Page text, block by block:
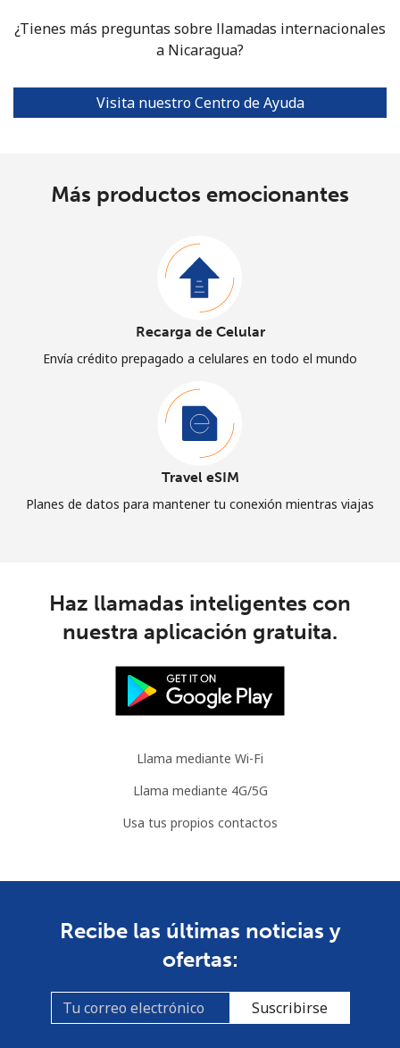
¿Tienes más preguntas sobre llamadas internacionales
a Nicaragua?
Visita nuestro Centro de Ayuda
Más productos emocionantes
Recarga de Celular
Envía crédito prepagado a celulares en todo el mundo
Travel eSIM
Planes de datos para mantener tu conexión mientras viajas
Haz llamadas inteligentes con
nuestra aplicación gratuita.
Llama mediante Wi-Fi
Llama mediante 4G/5G
Usa tus propios contactos
Recibe las últimas noticias y
ofertas:
Suscribirse